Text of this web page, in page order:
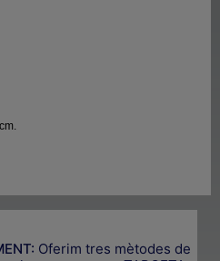
Oferim tres mètodes de